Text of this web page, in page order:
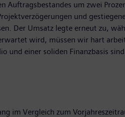
Auftragsbestandes um zwei
und
Der Umsatz legte erneut zu,
wird, müssen wir hart
einer soliden Finanzbasis
im Vergleich zum